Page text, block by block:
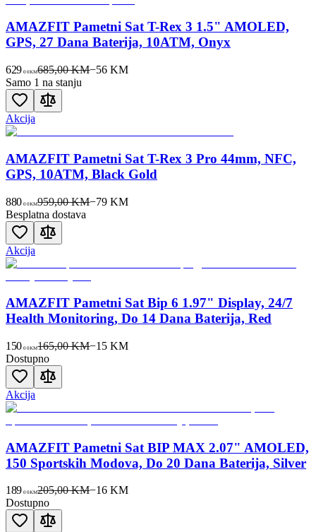
AMAZFIT Pametni Sat T-Rex 3 1.5" AMOLED,
GPS, 27 Dana Baterija, 10ATM, Onyx
629 00KM685,00 KM−56 KM
Samo 1 na stanju
Akcija
AMAZFIT Pametni Sat T-Rex 3 Pro 44mm, NFC,
GPS, 10ATM, Black Gold
880 00KM959,00 KM−79 KM
Besplatna dostava
Akcija
AMAZFIT Pametni Sat Bip 6 1.97" Display, 24/7
Health Monitoring, Do 14 Dana Baterija, Red
150 00KM165,00 KM−15 KM
Dostupno
Akcija
AMAZFIT Pametni Sat BIP MAX 2.07" AMOLED,
150 Sportskih Modova, Do 20 Dana Baterija, Silver
189 00KM205,00 KM−16 KM
Dostupno